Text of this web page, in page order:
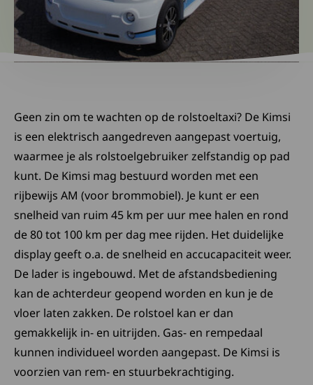
Geen zin om te wachten op de rolstoeltaxi? De Kimsi
is een elektrisch aangedreven aangepast voertuig,
waarmee je als rolstoelgebruiker zelfstandig op pad
kunt. De Kimsi mag bestuurd worden met een
rijbewijs AM (voor brommobiel). Je kunt er een
snelheid van ruim 45 km per uur mee halen en rond
de 80 tot 100 km per dag mee rijden. Het duidelijke
display geeft o.a. de snelheid en accucapaciteit weer.
De lader is ingebouwd. Met de afstandsbediening
kan de achterdeur geopend worden en kun je de
vloer laten zakken. De rolstoel kan er dan
gemakkelijk in- en uitrijden. Gas- en rempedaal
kunnen individueel worden aangepast. De Kimsi is
voorzien van rem- en stuurbekrachtiging.